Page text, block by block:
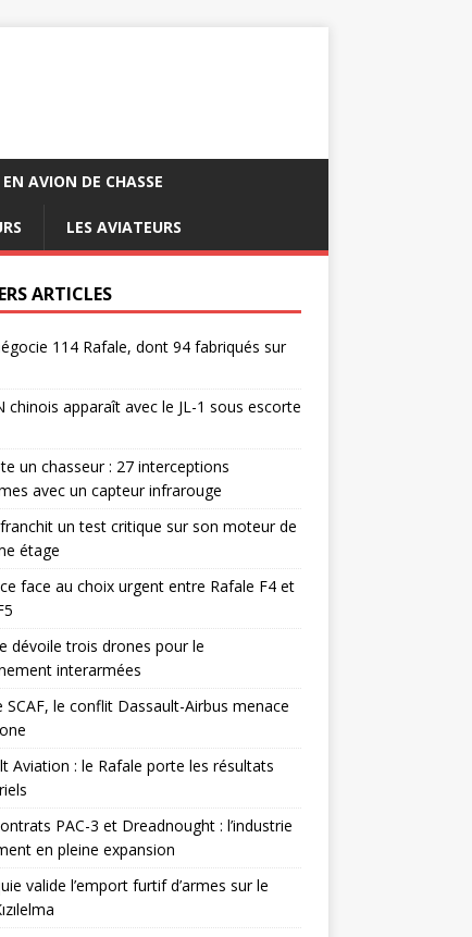
AVION DE CHASSE
LES AVIATEURS
ARTICLES
114 Rafale, dont 94 fabriqués sur
chinois apparaît avec le JL-1 sous escorte
un chasseur : 27 interceptions
avec un capteur infrarouge
un test critique sur son moteur de
étage
face au choix urgent entre Rafale F4 et
dévoile trois drones pour le
interarmées
SCAF, le conflit Dassault-Airbus menace
Aviation : le Rafale porte les résultats
PAC-3 et Dreadnought : l’industrie
en pleine expansion
valide l’emport furtif d’armes sur le